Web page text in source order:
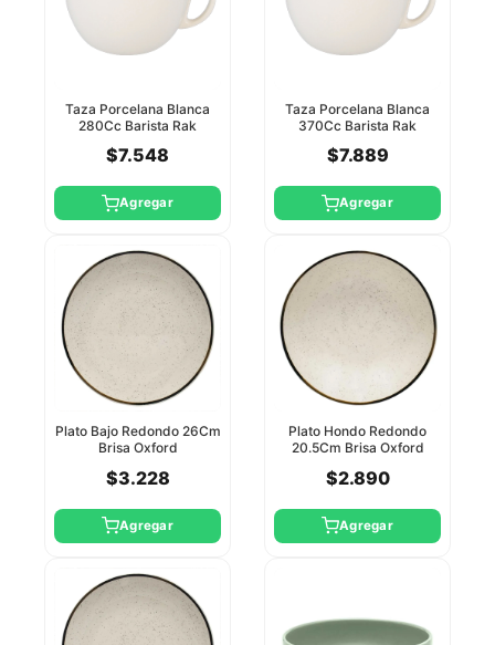
Taza Porcelana Blanca
280Cc Barista Rak
$7.548
Agregar
Taza Porcelana Blanca
370Cc Barista Rak
$7.889
Agregar
Plato Bajo Redondo 26Cm
Brisa Oxford
$3.228
Agregar
Plato Hondo Redondo
20.5Cm Brisa Oxford
$2.890
Agregar